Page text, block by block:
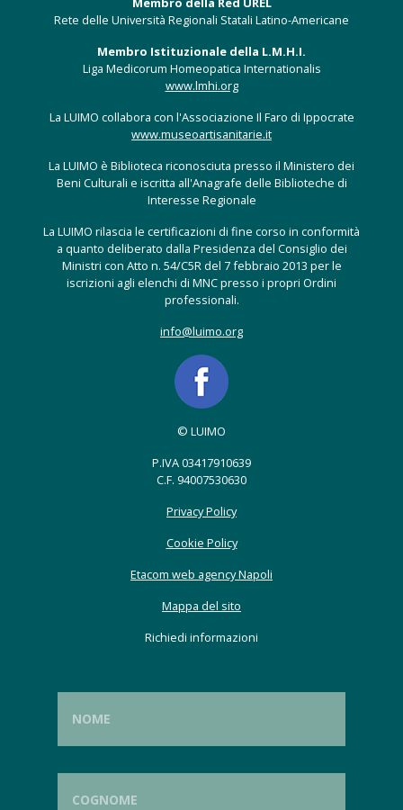
Rete delle Università Regionali Statali Latino-Americane
Membro Istituzionale della L.M.H.I.
Liga Medicorum Homeopatica Internationalis
www.lmhi.org
La LUIMO collabora con l'Associazione Il Faro di Ippocrate
www.museoartisanitarie.it
La LUIMO è Biblioteca riconosciuta presso il Ministero dei
Beni Culturali e iscritta all'Anagrafe delle Biblioteche di
Interesse Regionale
La LUIMO rilascia le certificazioni di fine corso in conformità
a quanto deliberato dalla Presidenza del Consiglio dei
Ministri con Atto n. 54/C5R del 7 febbraio 2013 per le
iscrizioni agli elenchi di MNC presso i propri Ordini
professionali.
info@luimo.org
© LUIMO
P.IVA 03417910639
C.F. 94007530630
Privacy Policy
Cookie Policy
Etacom web agency Napoli
Mappa del sito
Richiedi informazioni